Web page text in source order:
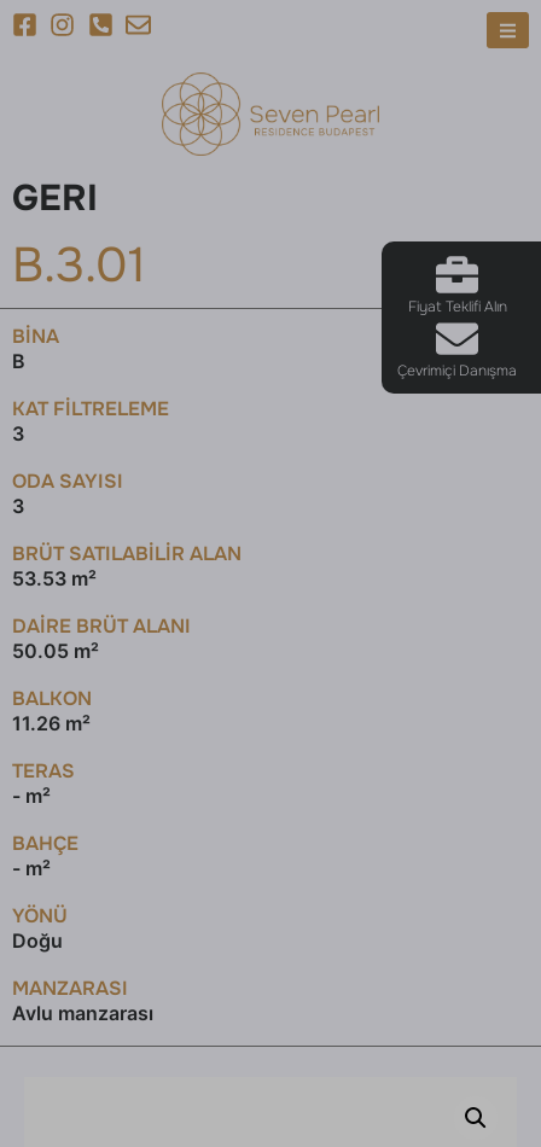
Fiyat Teklifi Alın
Çevrimiçi Danışma
GERI
B.3.01
BINA
B
KAT FILTRELEME
3
ODA SAYISI
3
BRÜT SATILABILIR ALAN
53.53 m²
DAİRE BRÜT ALANI
50.05 m²
BALKON
11.26 m²
TERAS
- m²
BAHÇE
- m²
YÖNÜ
Doğu
MANZARASI
Avlu manzarası